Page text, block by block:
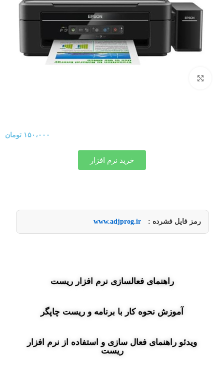
۱۵۰،۰۰۰ تومان
خرید نرم افزار
رمز فایل فشرده : www.adjprog.ir
راهنمای فعالسازی نرم افزار ریست
آموزش نحوه کار با برنامه و ریست چاپگر​
ویدئو راهنمای فعال سازی و استفاده از نرم افزار
ریست